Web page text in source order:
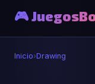
🎮
Inicio›Drawing